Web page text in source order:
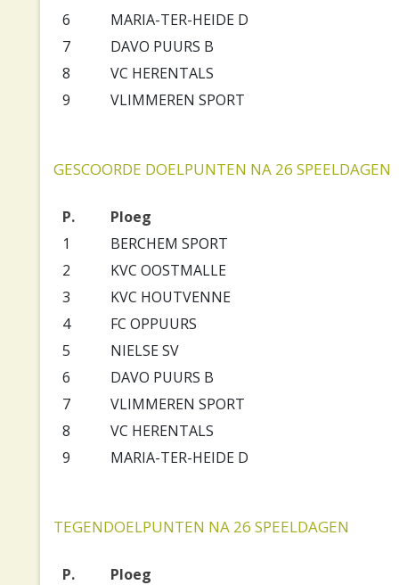
6
MARIA-TER-HEIDE D
7
DAVO PUURS B
8
VC HERENTALS
9
VLIMMEREN SPORT
GESCOORDE DOELPUNTEN NA 26 SPEELDAGEN
P.
Ploeg
1
BERCHEM SPORT
2
KVC OOSTMALLE
3
KVC HOUTVENNE
4
FC OPPUURS
5
NIELSE SV
6
DAVO PUURS B
7
VLIMMEREN SPORT
8
VC HERENTALS
9
MARIA-TER-HEIDE D
TEGENDOELPUNTEN NA 26 SPEELDAGEN
P.
Ploeg